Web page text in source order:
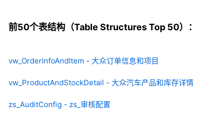
前50个表结构（Table Structures Top 50）：
vw_OrderInfoAndItem - 大众订单信息和项目
vw_ProductAndStockDetail - 大众汽车产品和库存详情
zs_AuditConfig - zs_审核配置